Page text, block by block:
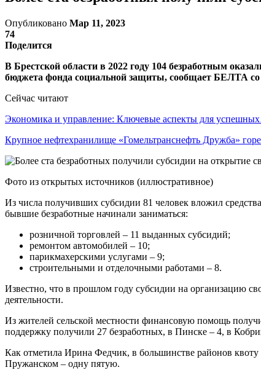
Опубликовано Мар 11, 2023
74
Поделится
В Брестской области в 2022 году 104 безработным
бюджета фонда социальной защиты, сообщает БЕЛТА со
Сейчас читают
Экономика и управление: Ключевые аспекты для
Крупное нефтехранилище «Гомельтранснефть Дружба»
Фото из открытых источников (иллюстративное)
Из числа получивших субсидии 81 человек вложил
бывшие безработные начинали заниматься:
розничной торговлей – 11 выданных субсидий;
ремонтом автомобилей – 10;
парикмахерскими услугами – 9;
строительными и отделочными работами – 8.
Известно, что в прошлом году субсидии на организацию
деятельности.
Из жителей сельской местности финансовую помощь
поддержку получили 27 безработных, в Пинске – 4, в
Как отметила Ирина Федчик, в большинстве районов
Пружанском – одну пятую.